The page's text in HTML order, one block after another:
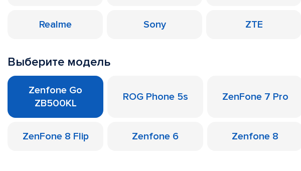
Realme Sony ZTE
Выберите модель
Zenfone Go
ZB500KL
ROG Phone 5s ZenFone 7 Pro
ZenFone 8 Flip Zenfone 6 Zenfone 8